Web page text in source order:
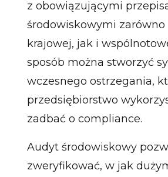
z obowiązującymi
środowiskowymi zarówno
krajowej, jak i
sposób można stworzyć
wczesnego ostrzegania,
przedsiębiorstwo
zadbać o compliance.
Audyt środowiskowy
zweryfikować, w jak